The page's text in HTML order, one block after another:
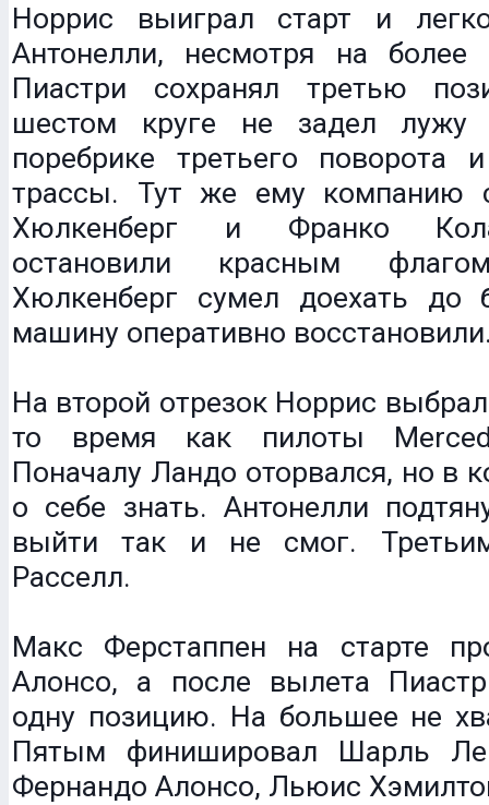
Норрис выиграл старт и
Антонелли, несмотря на
Пиастри сохранял третью
шестом круге не задел лужу
поребрике третьего
трассы. Тут же ему компанию
Хюлкенберг и Франко
остановили красным
Хюлкенберг сумел доехать до
машину оперативно
На второй отрезок Норрис
то время как пилоты
Поначалу Ландо оторвался, но в
о себе знать. Антонелли
выйти так и не смог.
Расселл.
Макс Ферстаппен на старте
Алонсо, а после вылета
одну позицию. На большее не
Пятым финишировал Шарль
Фернандо Алонсо, Льюис